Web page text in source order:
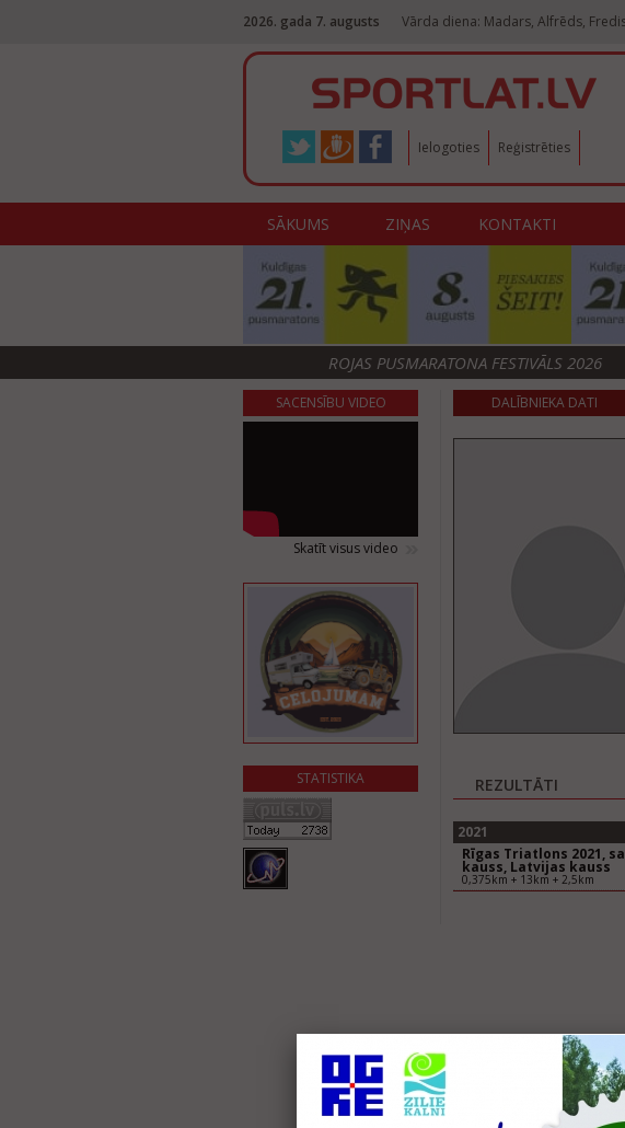
2026. gada 7. augusts Vārda diena: Madars, Alfrēds,
Ielogoties Reģistrēties
SĀKUMS ZIŅAS KONTAKTI
ROJAS PUSMARATONA FESTIVĀLS 2026
SACENSĪBU VIDEO
Skatīt visus video
STATISTIKA
DALĪBNIEKA DATI
REZULTĀTI
2021
Rīgas Triatlons 2021,
kauss, Latvijas kauss
0,375km + 13km + 2,5km